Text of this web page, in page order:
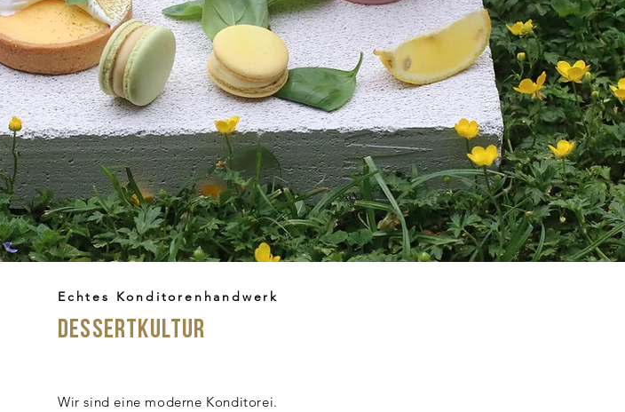
Echtes Konditorenhandwerk
DessertKultur
Wir sind eine moderne Konditorei.